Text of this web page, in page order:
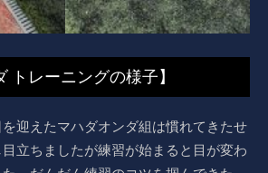
トレーニングの様子】
迎えたマハダオンダ組は慣れてきたせ
立ちましたが練習が始まると目が変わ